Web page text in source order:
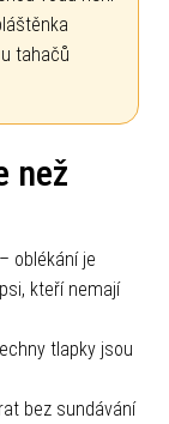
tahačů
než
– oblékání je
kteří nemají
tlapky jsou
bez sundávání